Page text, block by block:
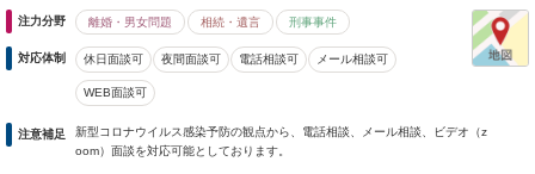
注力分野 離婚・男女問題 相続・遺言 刑事事件
対応体制 休日面談可 夜間面談可 電話相談可 メール相談可
WEB面談可
注意補足
新型コロナウイルス感染予防の観点から、電話相談、メール相談、ビデオ（z
oom）面談を対応可能としております。